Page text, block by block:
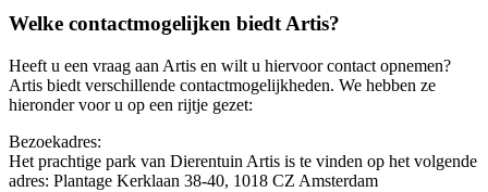
Welke contactmogelijken biedt Artis?
Heeft u een vraag aan Artis en wilt u hiervoor contact opnemen?
Artis biedt verschillende contactmogelijkheden. We hebben ze
hieronder voor u op een rijtje gezet:
Bezoekadres:
Het prachtige park van Dierentuin Artis is te vinden op het volgende
adres: Plantage Kerklaan 38-40, 1018 CZ Amsterdam